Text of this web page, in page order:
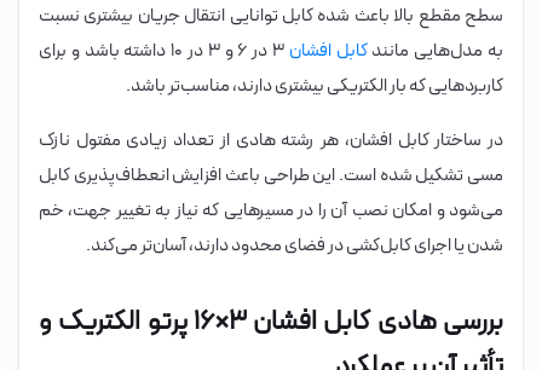
سطح مقطع بالا باعث شده کابل توانایی انتقال جریان بیشتری نسبت
به مدل‌هایی مانندکابل افشان
۳ در ۶ و ۳ در ۱۰ داشته باشد و برای
کاربردهایی که بار الکتریکی بیشتری دارند، مناسب‌تر باشد.
در ساختار کابل افشان، هر رشته هادی از تعداد زیادی مفتول نازک
مسی تشکیل شده است. این طراحی باعث افزایش انعطاف‌پذیری کابل
می‌شود و امکان نصب آن را در مسیرهایی که نیاز به تغییر جهت، خم
شدن یا اجرای کابل‌کشی در فضای محدود دارند، آسان‌تر می‌کند.
بررسی هادی کابل افشان ۳×۱۶ پرتو الکتریک و